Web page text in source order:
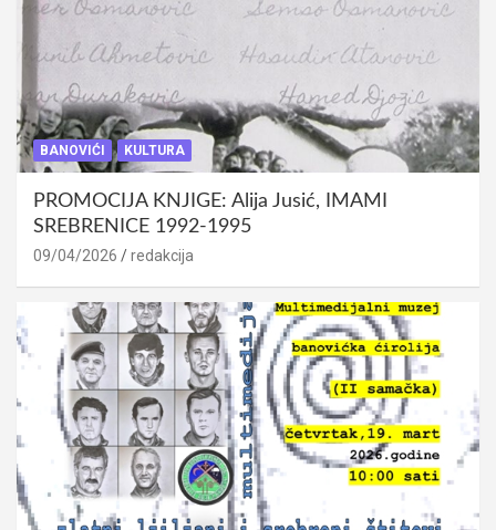
BANOVIĆI KULTURA
PROMOCIJA KNJIGE: Alija Jusić, IMAMI
SREBRENICE 1992-1995
09/04/2026 redakcija